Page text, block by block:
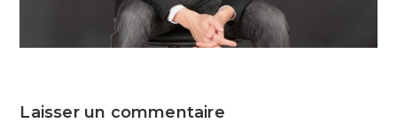
Laisser un commentaire